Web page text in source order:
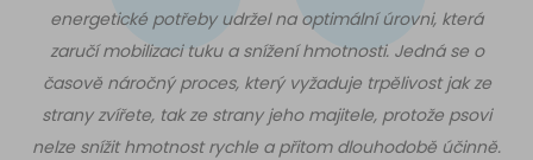
energetické potřeby udržel na optimální úrovni, která
zaručí mobilizaci tuku a snížení hmotnosti. Jedná se o
časově náročný proces, který vyžaduje trpělivost jak ze
strany zvířete, tak ze strany jeho majitele, protože psovi
nelze snížit hmotnost rychle a přitom dlouhodobě účinně.